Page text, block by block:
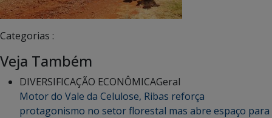
Categorias :
Veja Também
DIVERSIFICAÇÃO ECONÔMICAGeral
Motor do Vale da Celulose, Ribas reforça
protagonismo no setor florestal mas abre espaço para